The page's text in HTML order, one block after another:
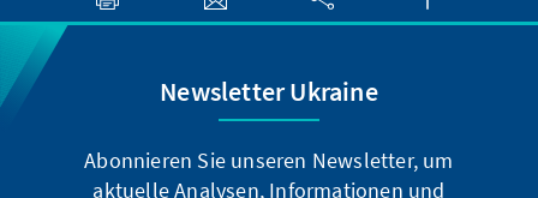
Newsletter Ukraine
Abonnieren Sie unseren Newsletter, um
aktuelle Analysen, Informationen und